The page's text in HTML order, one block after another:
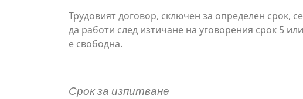
Трудовият договор, сключен за определен срок,
да работи след изтичане на уговорения срок 5
е свободна.
Срок за изпитване